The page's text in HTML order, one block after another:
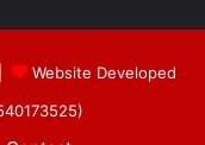
Website Developed